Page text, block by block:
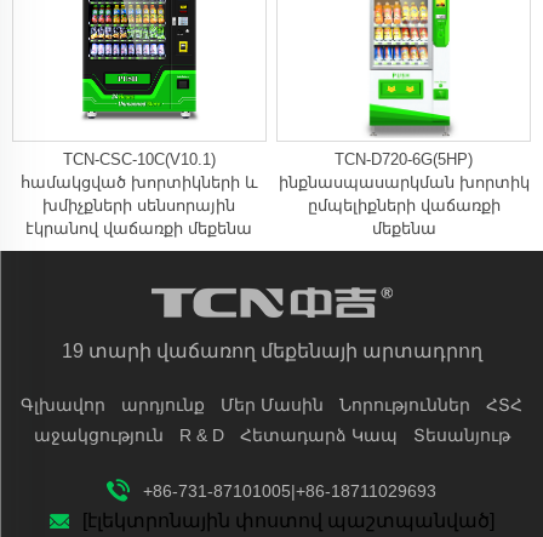
TCN-CSC-10C(V10.1)
համակցված խորտիկների և
խմիչքների սենսորային
էկրանով վաճառքի մեքենա
TCN-D720-6G(5HP)
ինքնասպասարկման խորտիկ
ըմպելիքների վաճառքի
մեքենա
19 տարի վաճառող մեքենայի արտադրող
Գլխավոր արդյունք Մեր Մասին Նորություններ
ՀՏՀ
աջակցություն
R & D Հետադարձ Կապ Տեսանյութ
+86-731-87101005|+86-18711029693
[էլեկտրոնային փոստով պաշտպանված]